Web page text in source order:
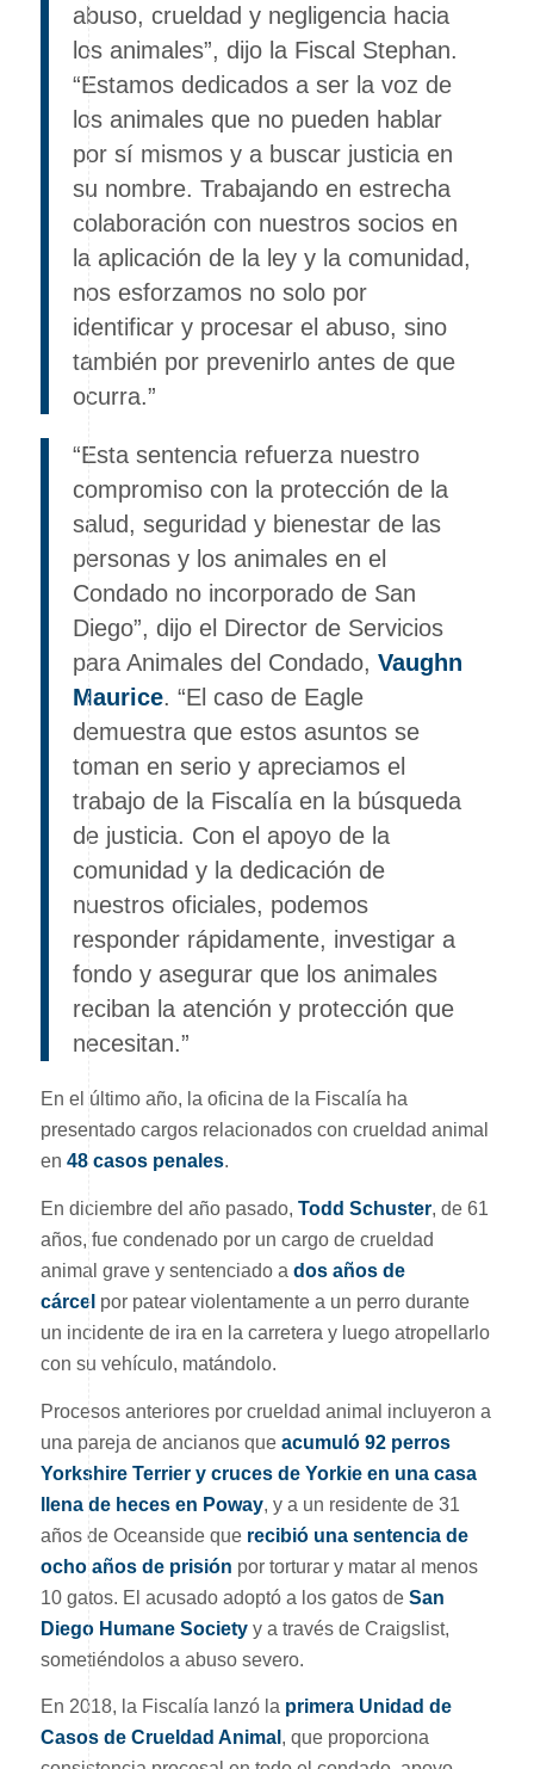
abuso, crueldad y negligencia hacia
los animales”, dijo la Fiscal Stephan.
“Estamos dedicados a ser la voz de
los animales que no pueden hablar
por sí mismos y a buscar justicia en
su nombre. Trabajando en estrecha
colaboración con nuestros socios en
la aplicación de la ley y la comunidad,
nos esforzamos no solo por
identificar y procesar el abuso, sino
también por prevenirlo antes de que
ocurra.”
“Esta sentencia refuerza nuestro
compromiso con la protección de la
salud, seguridad y bienestar de las
personas y los animales en el
Condado no incorporado de San
Diego”, dijo el Director de Servicios
para Animales del Condado, Vaughn
Maurice. “El caso de Eagle
demuestra que estos asuntos se
toman en serio y apreciamos el
trabajo de la Fiscalía en la búsqueda
de justicia. Con el apoyo de la
comunidad y la dedicación de
nuestros oficiales, podemos
responder rápidamente, investigar a
fondo y asegurar que los animales
reciban la atención y protección que
necesitan.”
En el último año, la oficina de la Fiscalía ha
presentado cargos relacionados con crueldad animal
en 48 casos penales.
En diciembre del año pasado, Todd Schuster, de 61
años, fue condenado por un cargo de crueldad
animal grave y sentenciado a dos años de
cárcel por patear violentamente a un perro durante
un incidente de ira en la carretera y luego atropellarlo
con su vehículo, matándolo.
Procesos anteriores por crueldad animal incluyeron a
una pareja de ancianos que acumuló 92 perros
Yorkshire Terrier y cruces de Yorkie en una casa
llena de heces en Poway, y a un residente de 31
años de Oceanside que recibió una sentencia de
ocho años de prisión por torturar y matar al menos
10 gatos. El acusado adoptó a los gatos de San
Diego Humane Societyy a través de Craigslist,
sometiéndolos a abuso severo.
En 2018, la Fiscalía lanzó la primera Unidad de
Casos de Crueldad Animal , que proporciona